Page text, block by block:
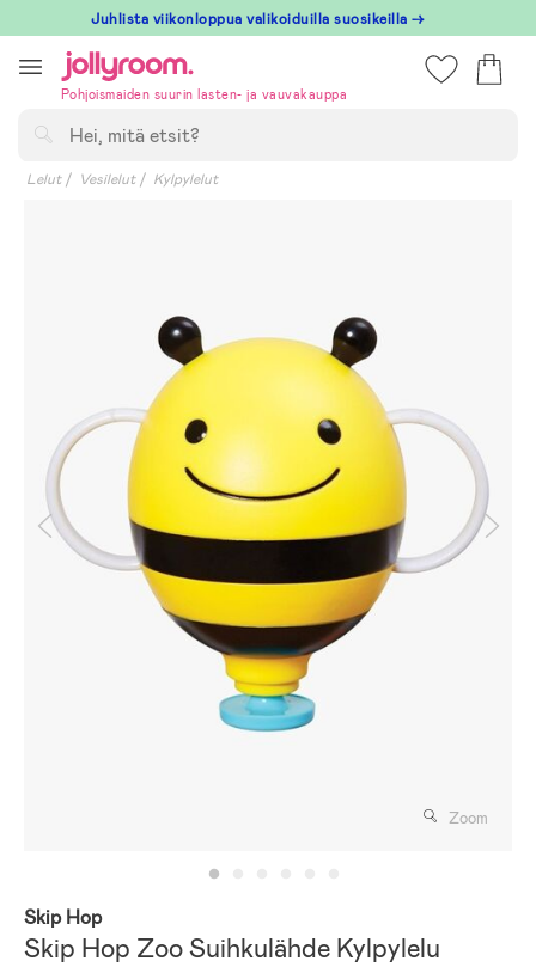
till
innehållet
Juhlista viikonloppua valikoiduilla suosikeilla →
Pohjoismaiden suurin lasten- ja vauvakauppa
Lelut Vesilelut Kylpylelut
Zoom
Skip Hop
Skip Hop Zoo Suihkulähde Kylpylelu